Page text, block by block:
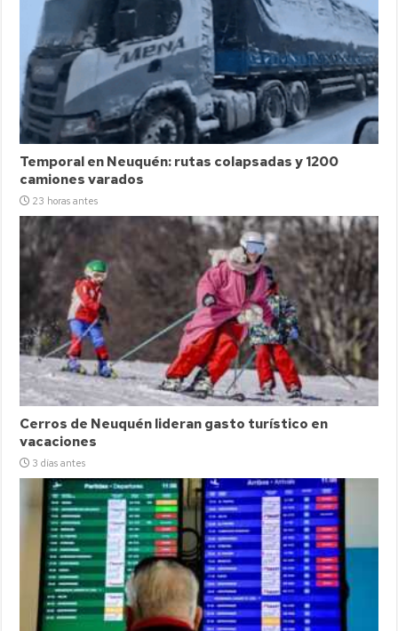
Temporal en Neuquén: rutas colapsadas y 1200
camiones varados
23 horas antes
Cerros de Neuquén lideran gasto turístico en
vacaciones
3 días antes